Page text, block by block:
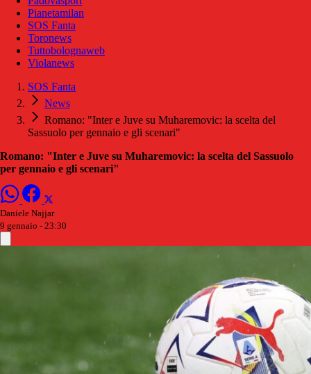
Pianetamilan
SOS Fanta
Toronews
Tuttobolognaweb
Violanews
SOS Fanta
News
Romano: "Inter e Juve su Muharemovic: la scelta del
Sassuolo per gennaio e gli scenari"
Romano: "Inter e Juve su Muharemovic: la scelta del Sassuolo
per gennaio e gli scenari"
Daniele Najjar
9 gennaio - 23:30